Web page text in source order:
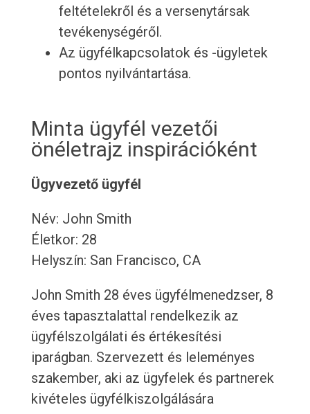
feltételekről és a versenytársak
tevékenységéről.
Az ügyfélkapcsolatok és -ügyletek
pontos nyilvántartása.
Minta ügyfél vezetői
önéletrajz inspirációként
Ügyvezető ügyfél
Név: John Smith
Életkor: 28
Helyszín: San Francisco, CA
John Smith 28 éves ügyfélmenedzser, 8
éves tapasztalattal rendelkezik az
ügyfélszolgálati és értékesítési
iparágban. Szervezett és leleményes
szakember, aki az ügyfelek és partnerek
kivételes ügyfélkiszolgálására